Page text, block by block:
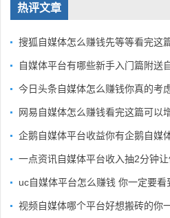
热评文章
搜狐自媒体怎么赚钱先等等看完这
自媒体平台有哪些新手入门篇附送
今日头条自媒体怎么赚钱你真的考
网易自媒体怎么赚钱看完这篇可以
企鹅自媒体平台收益你有企鹅自媒
一点资讯自媒体平台收入抽2分钟
uc自媒体平台怎么赚钱 你一定要看
视频自媒体哪个平台好想搬砖的你